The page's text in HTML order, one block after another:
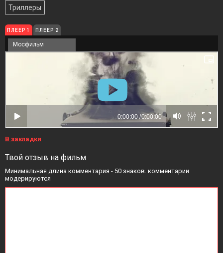
Триллеры
ПЛЕЕР 1 ПЛЕЕР 2
Мосфильм
В закладки
Твой отзыв на фильм
Минимальная длина комментария - 50 знаков. комментарии
модерируются